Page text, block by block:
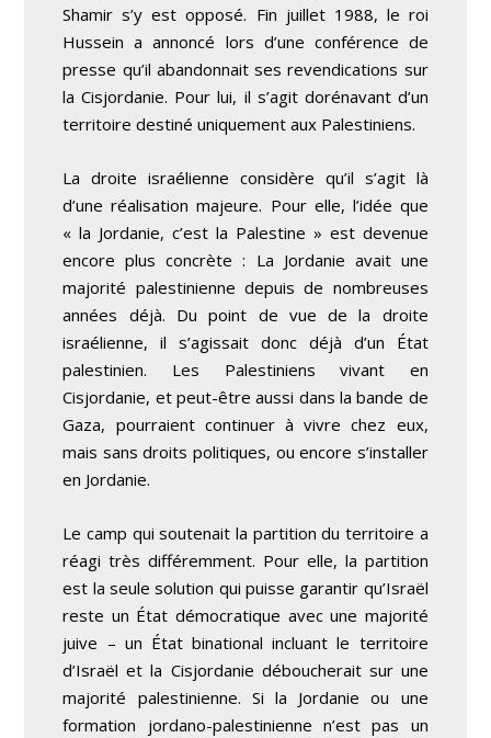
Shamir s’y est opposé. Fin juillet 1988, le roi
Hussein a annoncé lors d’une conférence de
presse qu’il abandonnait ses revendications sur
la Cisjordanie. Pour lui, il s’agit dorénavant d’un
territoire destiné uniquement aux Palestiniens.
La droite israélienne considère qu’il s’agit là
d’une réalisation majeure. Pour elle, l’idée que
« la Jordanie, c’est la Palestine » est devenue
encore plus concrète : La Jordanie avait une
majorité palestinienne depuis de nombreuses
années déjà. Du point de vue de la droite
israélienne, il s’agissait donc déjà d’un État
palestinien. Les Palestiniens vivant en
Cisjordanie, et peut-être aussi dans la bande de
Gaza, pourraient continuer à vivre chez eux,
mais sans droits politiques, ou encore s’installer
en Jordanie.
Le camp qui soutenait la partition du territoire a
réagi très différemment. Pour elle, la partition
est la seule solution qui puisse garantir qu’Israël
reste un État démocratique avec une majorité
juive – un État binational incluant le territoire
d’Israël et la Cisjordanie déboucherait sur une
majorité palestinienne. Si la Jordanie ou une
formation jordano-palestinienne n’est pas un